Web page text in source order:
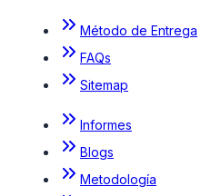
Método de Entrega
FAQs
Sitemap
Informes
Blogs
Metodología